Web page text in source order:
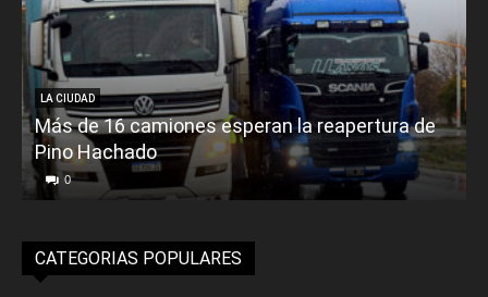
LA CIUDAD
Más de 16 camiones esperan la reapertura de
Pino Hachado
0
CATEGORIAS POPULARES